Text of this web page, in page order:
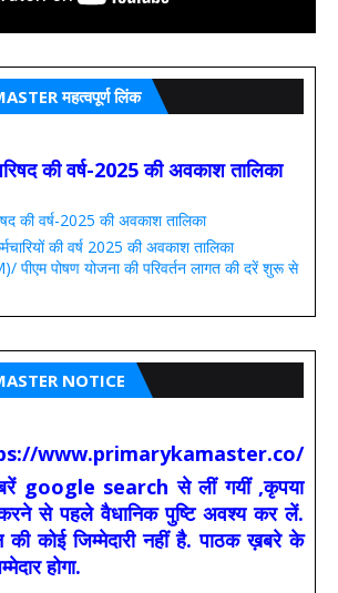
महत्वपूर्ण लिंक
की वर्ष-2025 की अवकाश तालिका
की वर्ष-2025 की अवकाश तालिका
की वर्ष 2025 की अवकाश तालिका
पोषण योजना की परिवर्तन लागत की दरें शुरू से
NOTICE
www.primarykamaster.co/
google search से लीं गयीं ,कृपया
से पहले वैधानिक पुष्टि अवश्य कर लें.
की कोई जिम्मेदारी नहीं है. पाठक ख़बरे के
होगा.